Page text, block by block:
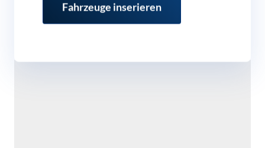
Fahrzeuge inserieren